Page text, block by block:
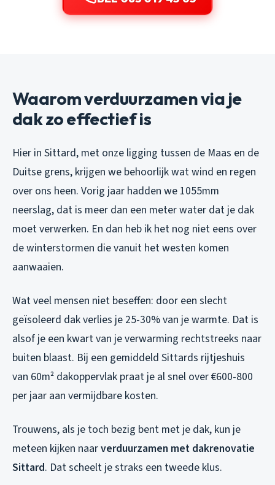
Waarom verduurzamen via je
dak zo effectief is
Hier in Sittard, met onze ligging tussen de Maas en de
Duitse grens, krijgen we behoorlijk wat wind en regen
over ons heen. Vorig jaar hadden we 1055mm
neerslag, dat is meer dan een meter water dat je dak
moet verwerken. En dan heb ik het nog niet eens over
de winterstormen die vanuit het westen komen
aanwaaien.
Wat veel mensen niet beseffen: door een slecht
geïsoleerd dak verlies je 25-30% van je warmte. Dat is
alsof je een kwart van je verwarming rechtstreeks naar
buiten blaast. Bij een gemiddeld Sittards rijtjeshuis
van 60m² dakoppervlak praat je al snel over €600-800
per jaar aan vermijdbare kosten.
Trouwens, als je toch bezig bent met je dak, kun je
meteen kijken naarverduurzamen met dakrenovatie
Sittard. Dat scheelt je straks een tweede klus.